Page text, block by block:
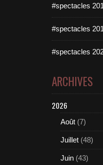
#spectacles
#spectacles
#spectacles
ARCHIVES
2026
Août (7)
Juillet (48)
Juin (43)